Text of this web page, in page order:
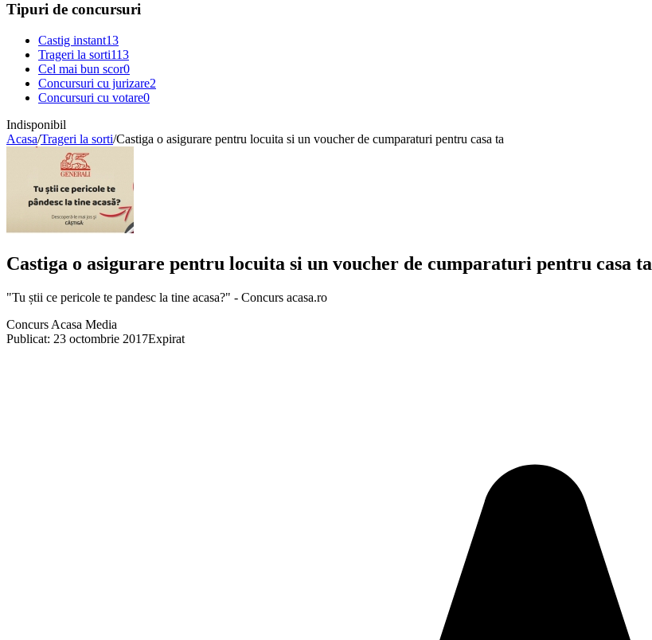
Tipuri de concursuri
Castig instant13
Trageri la sorti113
Cel mai bun scor0
Concursuri cu jurizare2
Concursuri cu votare0
Indisponibil
Acasa/Trageri la sorti/Castiga o asigurare pentru locuita si un voucher de cumparaturi pentru casa ta
Castiga o asigurare pentru locuita si un voucher de cumparaturi pentru casa ta
"Tu știi ce pericole te pandesc la tine acasa?" - Concurs acasa.ro
Concurs Acasa Media
Publicat: 23 octombrie 2017Expirat